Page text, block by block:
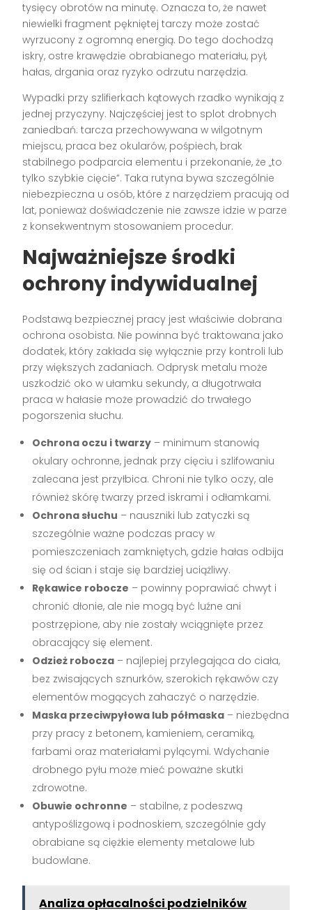
tysięcy obrotów na minutę. Oznacza to, że nawet
niewielki fragment pękniętej tarczy może zostać
wyrzucony z ogromną energią. Do tego dochodzą
iskry, ostre krawędzie obrabianego materiału, pył,
hałas, drgania oraz ryzyko odrzutu narzędzia.
Wypadki przy szlifierkach kątowych rzadko wynikają z
jednej przyczyny. Najczęściej jest to splot drobnych
zaniedbań: tarcza przechowywana w wilgotnym
miejscu, praca bez okularów, pośpiech, brak
stabilnego podparcia elementu i przekonanie, że „to
tylko szybkie cięcie”. Taka rutyna bywa szczególnie
niebezpieczna u osób, które z narzędziem pracują od
lat, ponieważ doświadczenie nie zawsze idzie w parze
z konsekwentnym stosowaniem procedur.
Najważniejsze środki
ochrony indywidualnej
Podstawą bezpiecznej pracy jest właściwie dobrana
ochrona osobista. Nie powinna być traktowana jako
dodatek, który zakłada się wyłącznie przy kontroli lub
przy większych zadaniach. Odprysk metalu może
uszkodzić oko w ułamku sekundy, a długotrwała
praca w hałasie może prowadzić do trwałego
pogorszenia słuchu.
Ochrona oczu i twarzy – minimum stanowią
okulary ochronne, jednak przy cięciu i szlifowaniu
zalecana jest przyłbica. Chroni nie tylko oczy, ale
również skórę twarzy przed iskrami i odłamkami.
Ochrona słuchu – nauszniki lub zatyczki są
szczególnie ważne podczas pracy w
pomieszczeniach zamkniętych, gdzie hałas odbija
się od ścian i staje się bardziej uciążliwy.
Rękawice robocze – powinny poprawiać chwyt i
chronić dłonie, ale nie mogą być luźne ani
postrzępione, aby nie zostały wciągnięte przez
obracający się element.
Odzież robocza – najlepiej przylegająca do ciała,
bez zwisających sznurków, szerokich rękawów czy
elementów mogących zahaczyć o narzędzie.
Maska przeciwpyłowa lub półmaska – niezbędna
przy pracy z betonem, kamieniem, ceramiką,
farbami oraz materiałami pylącymi. Wdychanie
drobnego pyłu może mieć poważne skutki
zdrowotne.
Obuwie ochronne – stabilne, z podeszwą
antypoślizgową i podnoskiem, szczególnie gdy
obrabiane są ciężkie elementy metalowe lub
budowlane.
Analiza opłacalności podzielników